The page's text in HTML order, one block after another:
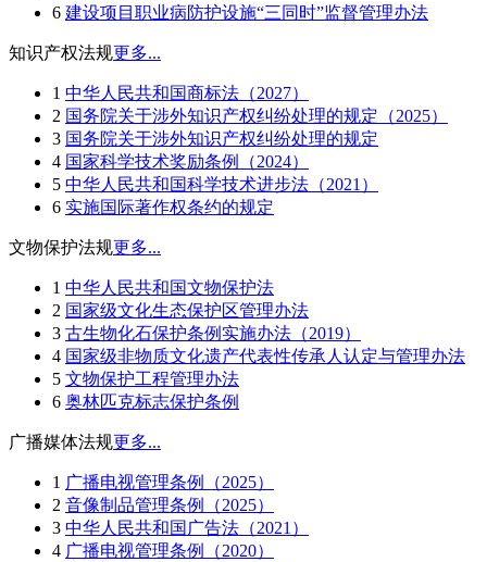
6 建设项目职业病防护设施“三同时”监督管理办法
知识产权法规更多...
1 中华人民共和国商标法（2027）
2 国务院关于涉外知识产权纠纷处理的规定（2025）
3 国务院关于涉外知识产权纠纷处理的规定
4 国家科学技术奖励条例（2024）
5 中华人民共和国科学技术进步法（2021）
6 实施国际著作权条约的规定
文物保护法规更多...
1 中华人民共和国文物保护法
2 国家级文化生态保护区管理办法
3 古生物化石保护条例实施办法（2019）
4 国家级非物质文化遗产代表性传承人认定与管理办法
5 文物保护工程管理办法
6 奥林匹克标志保护条例
广播媒体法规更多...
1 广播电视管理条例（2025）
2 音像制品管理条例（2025）
3 中华人民共和国广告法（2021）
4 广播电视管理条例（2020）